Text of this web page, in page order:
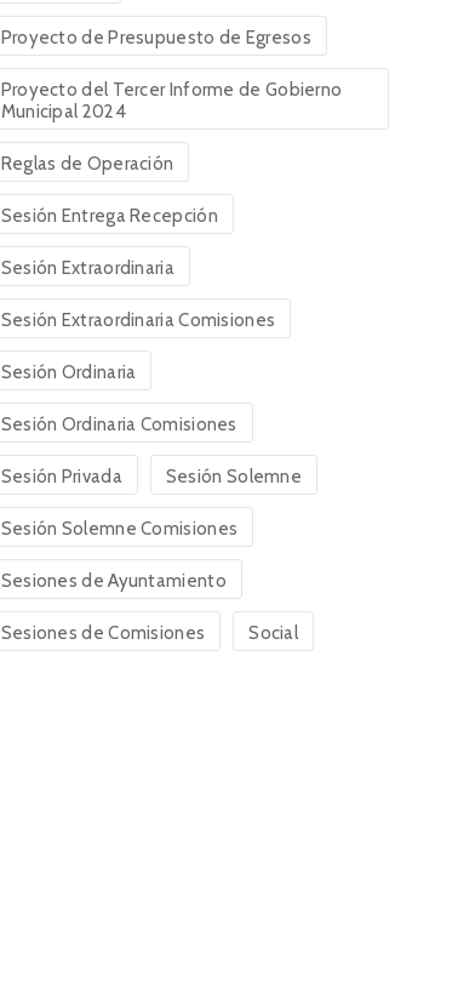
Proyecto de Presupuesto de Egresos
Proyecto del Tercer Informe de Gobierno
Municipal 2024
Reglas de Operación
Sesión Entrega Recepción
Sesión Extraordinaria
Sesión Extraordinaria Comisiones
Sesión Ordinaria
Sesión Ordinaria Comisiones
Sesión Privada Sesión Solemne
Sesión Solemne Comisiones
Sesiones de Ayuntamiento
Sesiones de Comisiones Social